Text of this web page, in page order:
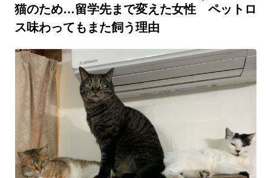
猫のため…留学先まで変えた女性 ペットロ
ス味わってもまた飼う理由